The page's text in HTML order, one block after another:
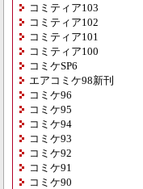
コミティア103
コミティア102
コミティア101
コミティア100
コミケSP6
エアコミケ98新刊
コミケ96
コミケ95
コミケ94
コミケ93
コミケ92
コミケ91
コミケ90